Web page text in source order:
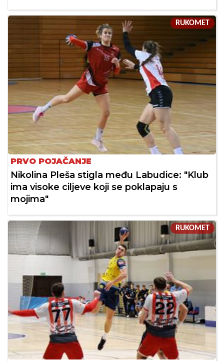
RUKOMET
PRVO POJAČANJE
Nikolina Pleša stigla među Labudice: "Klub
ima visoke ciljeve koji se poklapaju s
mojima"
RUKOMET